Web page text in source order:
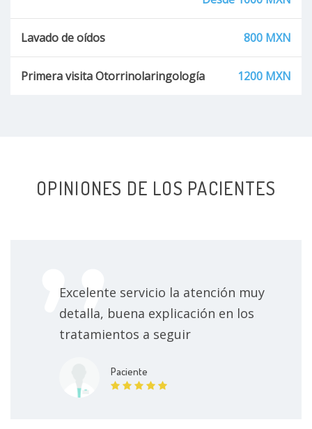
Cuerpos extraños en nariz u oído
Fracturas nasales
Deformidad rinoseptal
Obstrucción nasal
Lavado de oídos 800 MXN
Primera visita Otorrinolaringología 1200 MXN
OPINIONES DE LOS PACIENTES
Excelente servicio la atención muy
detalla, buena explicación en los
tratamientos a seguir
Paciente